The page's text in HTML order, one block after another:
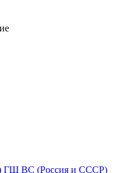
ВС (Россия и СССР)